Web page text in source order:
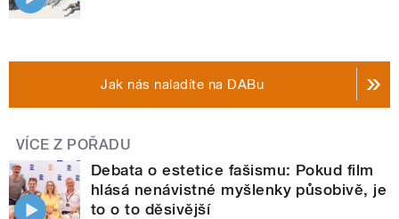
Jak nás naladíte na DABu
VÍCE Z POŘADU
Debata o estetice fašismu: Pokud film
hlásá nenávistné myšlenky působivě, je
to o to děsivější